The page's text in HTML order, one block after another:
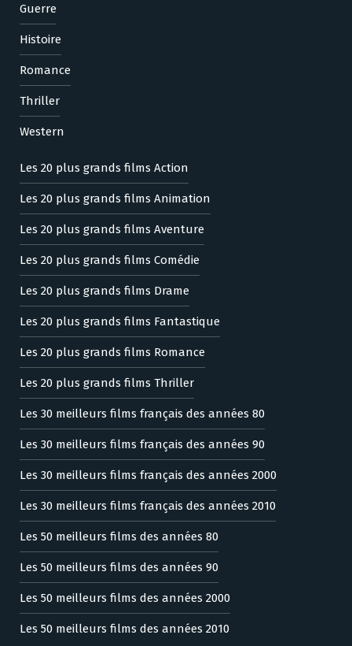
Guerre
Histoire
Romance
Thriller
Western
Les 20 plus grands films Action
Les 20 plus grands films Animation
Les 20 plus grands films Aventure
Les 20 plus grands films Comédie
Les 20 plus grands films Drame
Les 20 plus grands films Fantastique
Les 20 plus grands films Romance
Les 20 plus grands films Thriller
Les 30 meilleurs films français des années 80
Les 30 meilleurs films français des années 90
Les 30 meilleurs films français des années 2000
Les 30 meilleurs films français des années 2010
Les 50 meilleurs films des années 80
Les 50 meilleurs films des années 90
Les 50 meilleurs films des années 2000
Les 50 meilleurs films des années 2010